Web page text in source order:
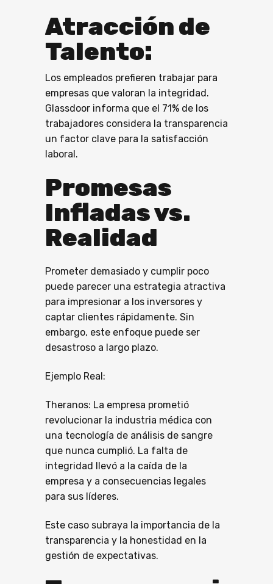
Atracción de
Talento:
Los empleados prefieren trabajar para
empresas que valoran la integridad.
Glassdoor informa que el 71% de los
trabajadores considera la transparencia
un factor clave para la satisfacción
laboral.
Promesas
Infladas vs.
Realidad
Prometer demasiado y cumplir poco
puede parecer una estrategia atractiva
para impresionar a los inversores y
captar clientes rápidamente. Sin
embargo, este enfoque puede ser
desastroso a largo plazo.
Ejemplo Real:
Theranos: La empresa prometió
revolucionar la industria médica con
una tecnología de análisis de sangre
que nunca cumplió. La falta de
integridad llevó a la caída de la
empresa y a consecuencias legales
para sus líderes.
Este caso subraya la importancia de la
transparencia y la honestidad en la
gestión de expectativas.